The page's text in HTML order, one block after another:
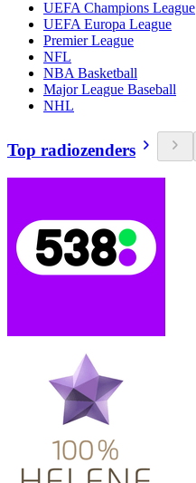
UEFA Champions League
UEFA Europa League
Premier League
NFL
NBA Basketball
Major League Baseball
NHL
Top radiozenders